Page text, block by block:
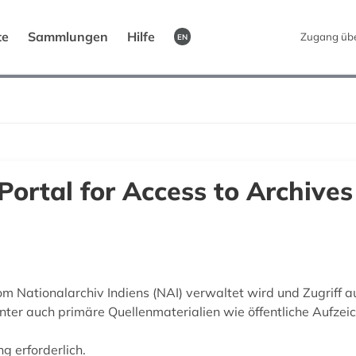
Sammlungen Hilfe EN Zugang
for Access to
Nationalarchiv Indiens (NAI) verwaltet wird und Zugriff
auch primäre Quellenmaterialien wie öffentliche
erforderlich.